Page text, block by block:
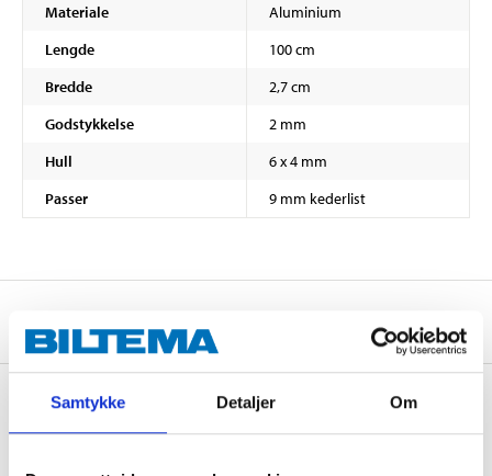
Samtykke Detaljer Om
Materiale
Aluminium
Lengde
100 cm
Bredde
2,7 cm
Godstykkelse
2 mm
Hull
6 x 4 mm
Passer
9 mm kederlist